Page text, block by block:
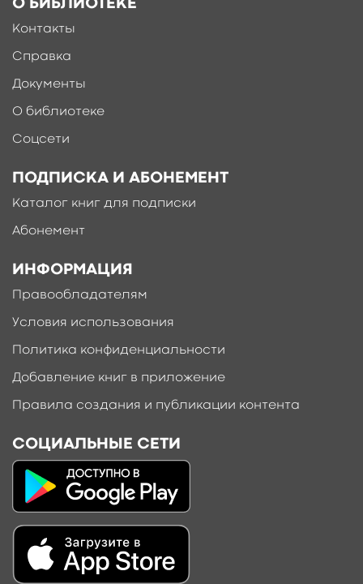
О БИБЛИОТЕКЕ
Контакты
Справка
Документы
О библиотеке
Соцсети
ПОДПИСКА И АБОНЕМЕНТ
Каталог книг для подписки
Абонемент
ИНФОРМАЦИЯ
Правообладателям
Условия использования
Политика конфиденциальности
Добавление книг в приложение
Правила создания и публикации контента
СОЦИАЛЬНЫЕ СЕТИ